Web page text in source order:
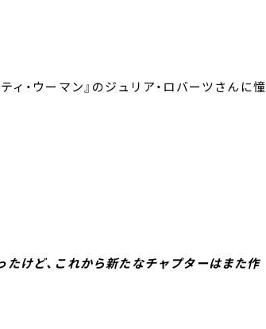
ィ・ウーマン』のジュリア・ロバーツさんに憧
たけど、これから新たなチャプターはまた作